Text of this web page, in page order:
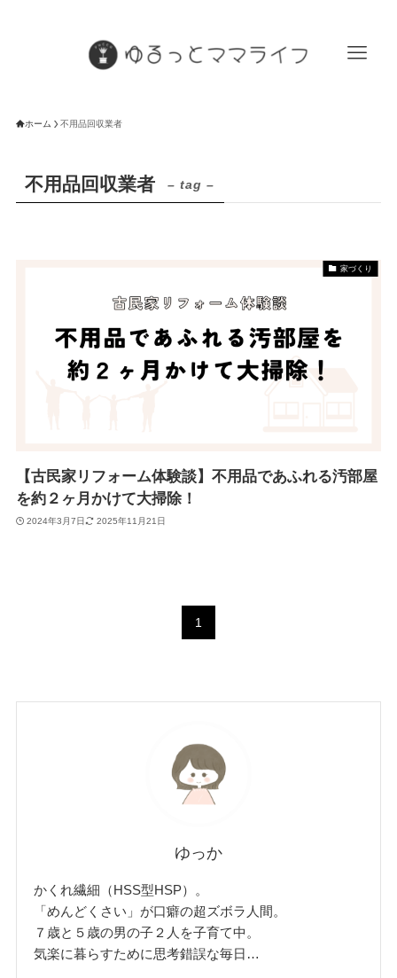
ホーム 不用品回収業者
不用品回収業者 – tag –
家づくり
【古民家リフォーム体験談】不用品であふれる汚部屋
を約２ヶ月かけて大掃除！
2024年3月7日 2025年11月21日
1
ゆっか
かくれ繊細（HSS型HSP）。
「めんどくさい」が口癖の超ズボラ人間。
７歳と５歳の男の子２人を子育て中。
気楽に暮らすために思考錯誤な毎日…